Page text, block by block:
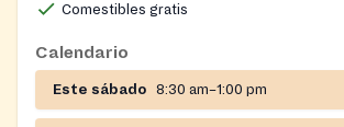
Comestibles gratis
Calendario
Este sábado 8:30 am–1:00 pm